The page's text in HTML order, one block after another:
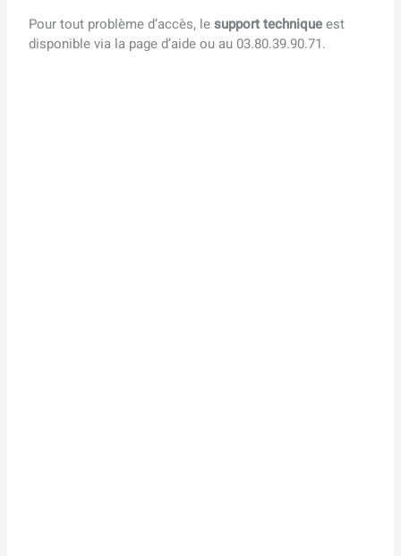
Pour tout problème d’accès, lesupport techniqueest
disponible via la page d’aide ou au 03.80.39.90.71.